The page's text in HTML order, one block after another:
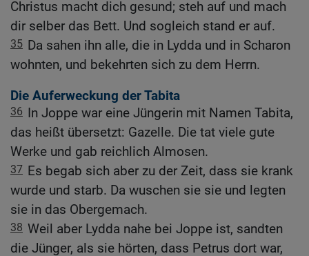
Christus macht dich gesund; steh auf und mach
dir selber das Bett. Und sogleich stand er auf.
35 Da sahen ihn alle, die in Lydda und in Scharon
wohnten, und bekehrten sich zu dem Herrn.
Die Auferweckung der Tabita
36 In Joppe war eine Jüngerin mit Namen Tabita,
das heißt übersetzt: Gazelle. Die tat viele gute
Werke und gab reichlich Almosen.
37 Es begab sich aber zu der Zeit, dass sie krank
wurde und starb. Da wuschen sie sie und legten
sie in das Obergemach.
38 Weil aber Lydda nahe bei Joppe ist, sandten
die Jünger, als sie hörten, dass Petrus dort war,